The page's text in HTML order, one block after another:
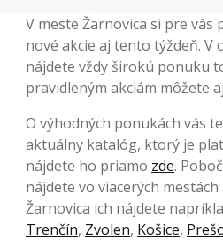
V meste Žarnovica si pre vás
nové akcie aj tento týždeň. V
nájdete vždy širokú ponuku
pravidleným akciám môžete
O výhodných ponukách vás
aktuálny katalóg, ktorý je
nájdete ho priamo zde.
nájdete vo viacerých
Žarnovica ich nájdete
Trenčín, Zvolen, Košice,